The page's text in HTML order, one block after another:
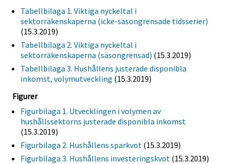
Tabellbilaga 1. Viktiga nyckeltal i
sektorräkenskaperna (icke-säsongrensade tidsserier)
(15.3.2019)
Tabellbilaga 2. Viktiga nyckeltal i
sektorräkenskaperna (säsongrensad) (15.3.2019)
Tabellbilaga 3. Hushållens justerade disponibla
inkomst, volymutveckling (15.3.2019)
Figurer
Figurbilaga 1. Utvecklingen i volymen av
hushållssektorns justerade disponibla inkomst
(15.3.2019)
Figurbilaga 2. Hushållens sparkvot (15.3.2019)
Figurbilaga 3. Hushållens investeringskvot (15.3.2019)